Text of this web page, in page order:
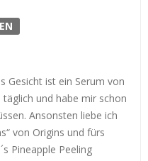
Gesicht ist ein Serum von
und habe mir schon
Ansonsten liebe ich
von Origins und fürs
Pineapple Peeling